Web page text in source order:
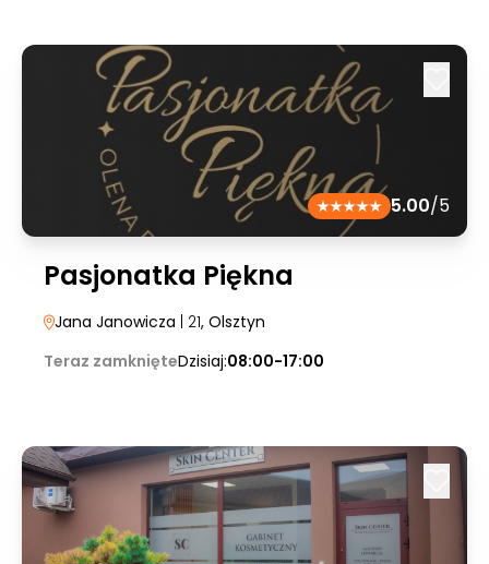
5.00/5
Pasjonatka Piękna
Jana Janowicza | 21, Olsztyn
Teraz zamknięteDzisiaj:08:00-17:00